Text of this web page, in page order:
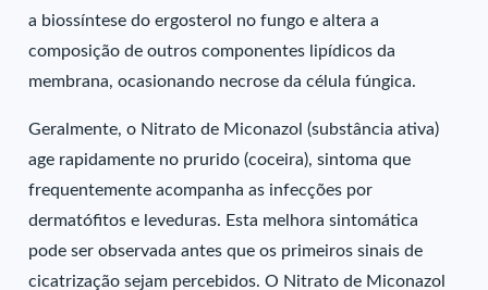
a biossíntese do ergosterol no fungo e altera a
composição de outros componentes lipídicos da
membrana, ocasionando necrose da célula fúngica.
Geralmente, o Nitrato de Miconazol (substância ativa)
age rapidamente no prurido (coceira), sintoma que
frequentemente acompanha as infecções por
dermatófitos e leveduras. Esta melhora sintomática
pode ser observada antes que os primeiros sinais de
cicatrização sejam percebidos. O Nitrato de Miconazol